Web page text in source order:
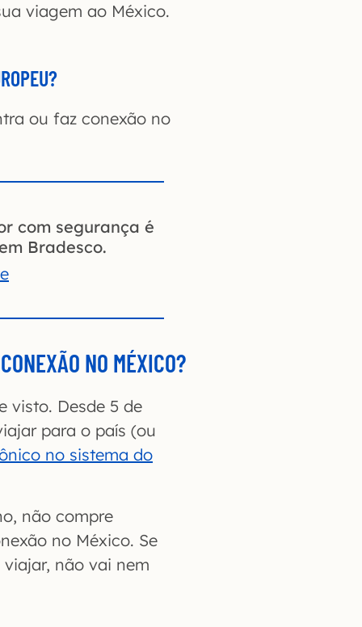
viagem ao México.
ou faz conexão no
com segurança é
Bradesco.
NO MÉXICO?
visto. Desde 5 de
para o país (ou
no sistema do
não compre
no México. Se
não vai nem